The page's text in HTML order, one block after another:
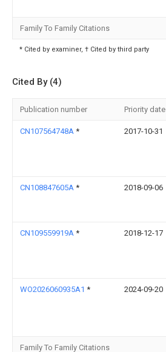
Family To Family Citations
* Cited by examiner, † Cited by third party
Cited By (4)
Publication number Priority date
CN107564748A * 2017-10-31
CN108847605A * 2018-09-06
CN109559919A * 2018-12-17
WO2026060935A1 * 2024-09-20
Family To Family Citations